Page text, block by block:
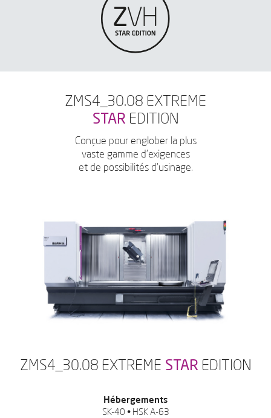
ZMS4_30.08 EXTREME
STAR EDITION
Conçue pour englober la plus
vaste gamme d’exigences
et de possibilités d’usinage.
ZMS4_30.08 EXTREME STAR EDITION
Hébergements
SK-40 • HSK A-63